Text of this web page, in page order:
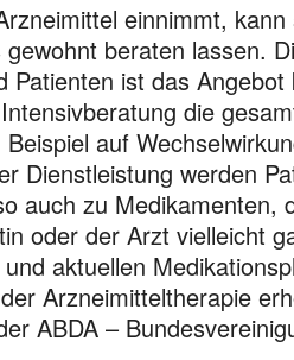
einnimmt, kann
beraten lassen.
ist das Angebot
die
auf
Dienstleistung werden
auch zu Medikamenten,
oder der Arzt vielleicht
aktuellen
Arzneimitteltherapie
ABDA –